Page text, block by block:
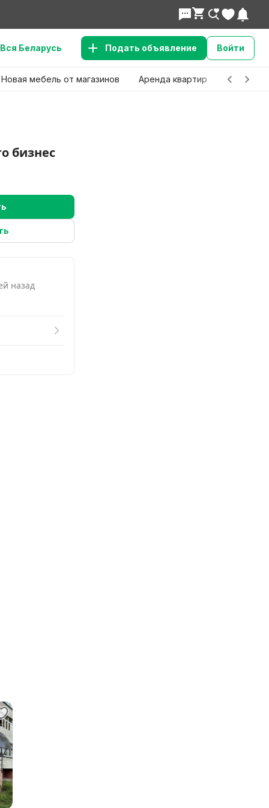
Вся Беларусь Подать объявление Войти
Новая мебель от магазинов Аренда квартир Детские
бизнес
назад